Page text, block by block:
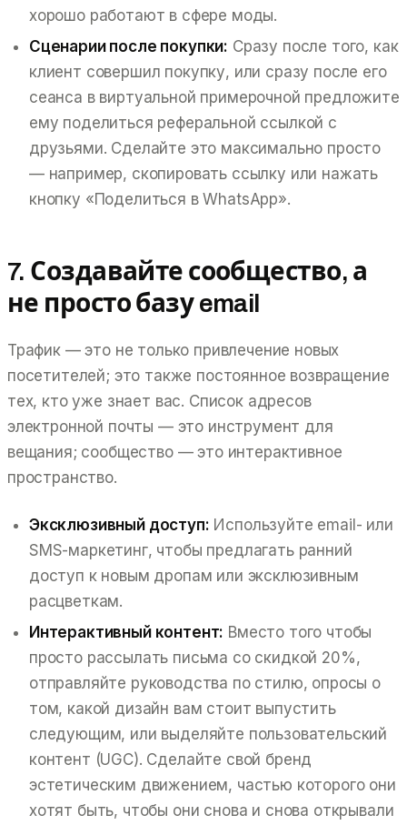
хорошо работают в сфере моды.
Сценарии после покупки: Сразу после того, как
клиент совершил покупку, или сразу после его
сеанса в виртуальной примерочной предложите
ему поделиться реферальной ссылкой с
друзьями. Сделайте это максимально просто
— например, скопировать ссылку или нажать
кнопку «Поделиться в WhatsApp».
7. Создавайте сообщество, а
не просто базу email
Трафик — это не только привлечение новых
посетителей; это также постоянное возвращение
тех, кто уже знает вас. Список адресов
электронной почты — это инструмент для
вещания; сообщество — это интерактивное
пространство.
Эксклюзивный доступ: Используйте email- или
SMS-маркетинг, чтобы предлагать ранний
доступ к новым дропам или эксклюзивным
расцветкам.
Интерактивный контент: Вместо того чтобы
просто рассылать письма со скидкой 20%,
отправляйте руководства по стилю, опросы о
том, какой дизайн вам стоит выпустить
следующим, или выделяйте пользовательский
контент (UGC). Сделайте свой бренд
эстетическим движением, частью которого они
хотят быть, чтобы они снова и снова открывали